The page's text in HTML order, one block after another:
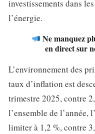
investissements dans
l’énergie.
Ne manquez
en direct sur
L’environnement des
taux d’inflation est
trimestre 2025, contre
l’ensemble de l’année,
limiter à 1,2 %, contre